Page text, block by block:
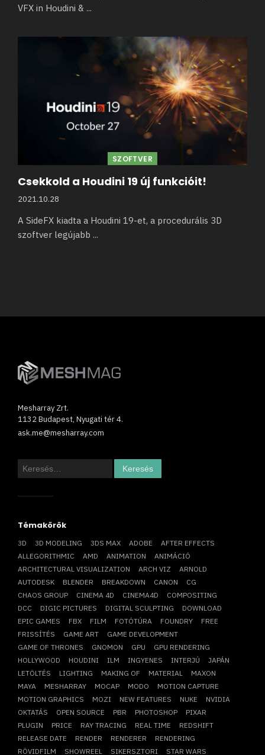
VFX in Houdini & ...
SZOFTVER
Csekkold a Houdini 19 új funkcióit!
2021.10.28
A SideFX kiadta a Houdini 19-et, a procedurális 3D
szoftver legújabb ...
Mesharray Zrt.
1132 Budapest, Nyugati tér 4.
ask.me@mesharray.com
Keresés:
Témakörök
3D 3D MODELING 3DS MAX ADOBE
AFTER EFFECTS
ALLEGORITHMIC
AMD ANIMATION
ANIMÁCIÓ
ARCHITECTURAL VISUALIZATION
ARCH VIZ
ARNOLD
AUTODESK
BLENDER BREAKDOWN CANON
CG
CHAOS GROUP
CINEMA 4D CINEMA4D
COMPOSITING
DCC
DIGIC PICTURES DIGITAL SCULPTING
DOWNLOAD
EPIC GAMES
FBX FILM FOTÓTÚRA FOUNDRY
FREE
FRISSÍTÉS
GAME ART
GAME DEVELOPMENT
GAME OF THRONES
GNOMON GPU
GPU RENDERING
HOLLYWOOD
HOUDINI ILM INGYENES INTERJÚ
JAPÁN
LETÖLTÉS
LIGHTING MAKING OF MATERIAL
MAXON
MAYA
MESHARRAY MOCAP MODO
MOTION CAPTURE
MOTION GRAPHICS
MOZI NEW FEATURES NUKE
NVIDIA
OKTATÁS
OPEN SOURCE PBR PHOTOSHOP
PIXAR
PLUGIN
PRICE RAY TRACING REAL TIME
REDSHIFT
RELEASE DATE
RENDER RENDERER
RENDERING
RÖVIDFILM
SHOWREEL SIKERSZTORI STAR WARS